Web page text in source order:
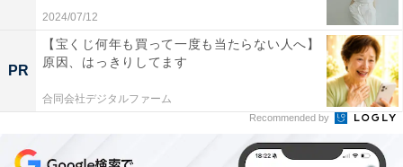
2024/07/12
PR
【宝くじ何年も買って一度も当たらない人へ】
原因、はっきりしてます
合同会社デジタルファーム
Recommended by